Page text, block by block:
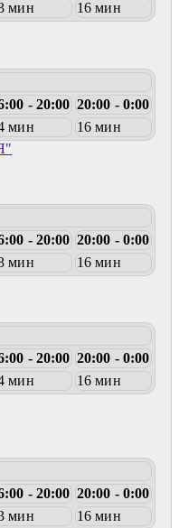
мин 16 мин
- 20:00 20:00 - 0:00
мин
16 мин
- 20:00 20:00 - 0:00
мин 16 мин
- 20:00 20:00 - 0:00
мин
16 мин
- 20:00 20:00 - 0:00
мин 16 мин